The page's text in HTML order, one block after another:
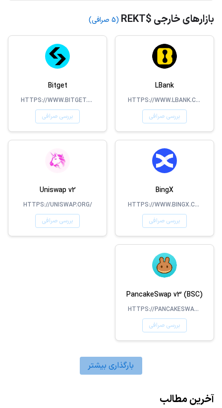
بازارهای خارجی $REKT (5 صرافی)
LBank
HTTPS://WWW.LBANK.COM/
بررسی صرافی
Bitget
HTTPS://WWW.BITGET.COM
بررسی صرافی
BingX
HTTPS://WWW.BINGX.COM/EN-US/
بررسی صرافی
Uniswap v2
HTTPS://UNISWAP.ORG/
بررسی صرافی
PancakeSwap v3 (BSC)
HTTPS://PANCAKESWAP.FINANCE
بررسی صرافی
بارگذاری بیشتر
آخرین مطالب